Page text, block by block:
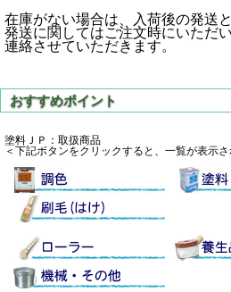
在庫がない場合は、入荷後の発送と
発送に関してはご注文時にいただ
連絡させていただきます。
塗料ＪＰ：取扱商品
＜下記ボタンをクリックすると、一覧が表示さ